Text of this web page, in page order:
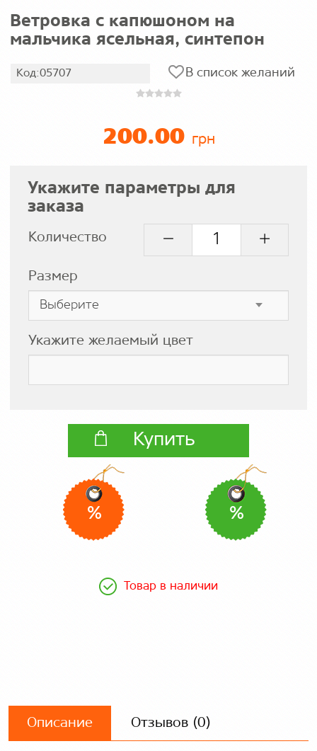
Ветровка с капюшоном на
мальчика ясельная, синтепон
Код:05707 В список желаний
200.00 грн
Укажите параметры для
заказа
Количество
Размер
Укажите желаемый цвет
Купить
% %
Товар в наличии
Описание Отзывов (0)